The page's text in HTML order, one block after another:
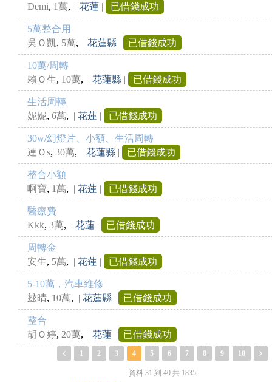
Demi, 1萬, | 花蓮 | 已借錢成功
5萬整合用
吳Ｏ凱, 5萬, | 花蓮縣 | 已借錢成功
10萬/周轉
賴Ｏ生, 10萬, | 花蓮縣 | 已借錢成功
生活周轉
妮妮, 6萬, | 花蓮 | 已借錢成功
30w/幻燈片、小額、生活周轉
連Ｏs, 30萬, | 花蓮縣 | 已借錢成功
整合小額
啊寶, 1萬, | 花蓮 | 已借錢成功
醫療費
Kkk, 3萬, | 花蓮 | 已借錢成功
周轉金
安生, 5萬, | 花蓮 | 已借錢成功
5-10萬，汽車維修
玆晴, 10萬, | 花蓮縣 | 已借錢成功
整合
胡Ｏ婷, 20萬, | 花蓮 | 已借錢成功
1 2 3 4 5 6 7 8 9 10
資料 31 到 40 共 1835